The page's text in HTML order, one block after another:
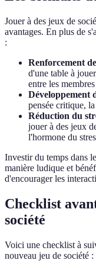
Jouer à des jeux de
avantages. En plus de
:
Renforcement
d'une table à
entre les
Développement
pensée critique,
Réduction du
jouer à des jeux
l'hormone du
Investir du temps dans
manière ludique et
d'encourager les
Checklist
société
Voici une checklist à
nouveau jeu de société :